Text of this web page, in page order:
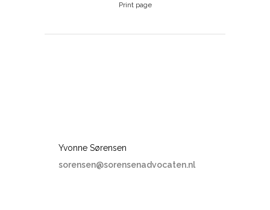
Print page
Yvonne Sørensen
sorensen@sorensenadvocaten.nl